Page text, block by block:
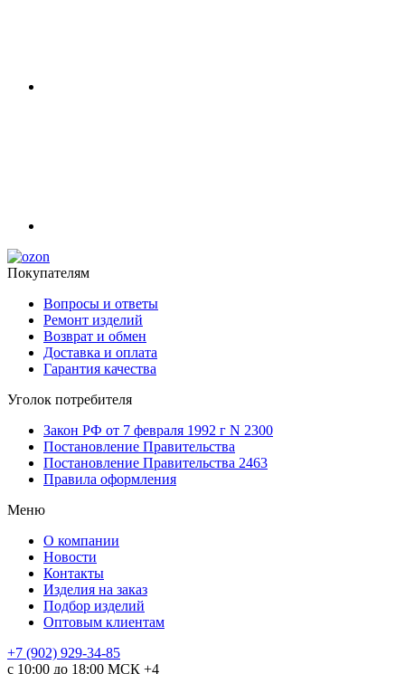
Покупателям
Вопросы и ответы
Ремонт изделий
Возврат и обмен
Доставка и оплата
Гарантия качества
Уголок потребителя
Закон РФ от 7 февраля 1992 г N 2300
Постановление Правительства
Постановление Правительства 2463
Правила оформления
Меню
О компании
Новости
Контакты
Изделия на заказ
Подбор изделий
Оптовым клиентам
+7 (902) 929-34-85
с 10:00 до 18:00 МСК +4